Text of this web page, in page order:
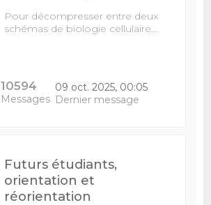
Pour décompresser entre deux
schémas de biologie cellulaire...
10594
Messages
09 oct. 2025, 00:05
Dernier message
Futurs étudiants,
orientation et
réorientation